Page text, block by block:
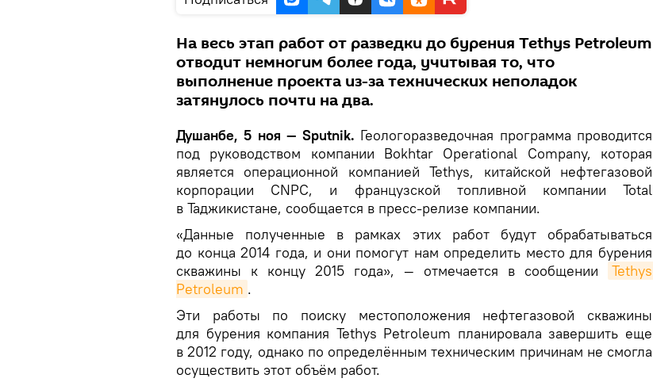
На весь этап работ от разведки до бурения Tethys Petroleum
отводит немногим более года, учитывая то, что
выполнение проекта из-за технических неполадок
затянулось почти на два.
Душанбе, 5 ноя — Sputnik. Геологоразведочная программа проводится
под руководством компании Bokhtar Operational Company, которая
является операционной компанией Tethys, китайской нефтегазовой
корпорации CNPC, и французской топливной компании Total
в Таджикистане, сообщается в пресс-релизе компании.
«Данные полученные в рамках этих работ будут обрабатываться
до конца 2014 года, и они помогут нам определить место для бурения
скважины к концу 2015 года», — отмечается в сообщении
Tethys
Petroleum .
Эти работы по поиску местоположения нефтегазовой скважины
для бурения компания Tethys Petroleum планировала завершить еще
в 2012 году, однако по определённым техническим причинам не смогла
осуществить этот объём работ.